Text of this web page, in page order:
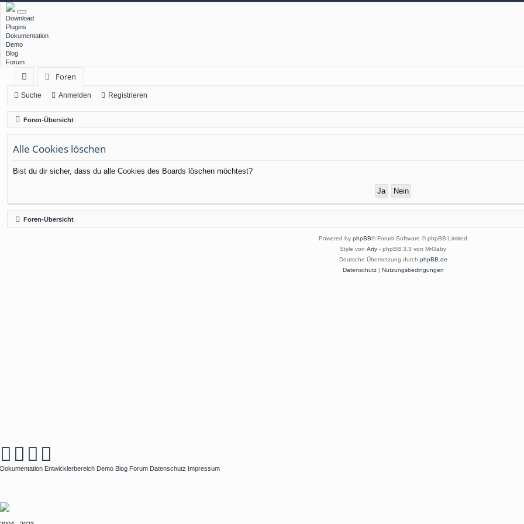
Download
Plugins
Dokumentation
Demo
Blog
Forum
ch
ne
llz
ug
rif
Foren
Suche Anmelden Registrieren
Foren-Übersicht
Alle Cookies löschen
Bist du dir sicher, dass du alle Cookies des Boards löschen möchtest?
Foren-Übersicht
Powered by phpBB® Forum Software © phpBB Limited
Style von Arty - phpBB 3.3 von MrGaby
Deutsche Übersetzung durch phpBB.de
Datenschutz| Nutzungsbedingungen
Dokumentation Entwicklerbereich Demo Blog Forum Datenschutz Impressum